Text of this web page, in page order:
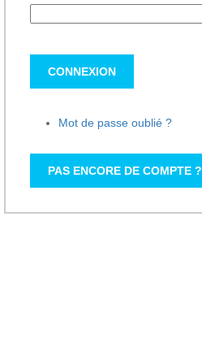
CONNEXION
Mot de passe oublié ?
PAS ENCORE DE COMPTE ?